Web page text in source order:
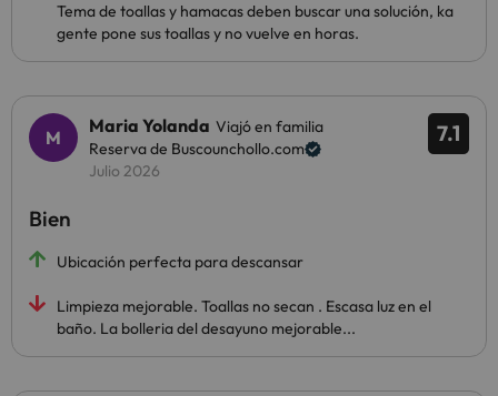
Tema de toallas y hamacas deben buscar una solución, ka
gente pone sus toallas y no vuelve en horas.
7.1
Maria Yolanda Viajó en familia
Reserva de Buscounchollo.com
Julio 2026
Bien
Ubicación perfecta para descansar
Limpieza mejorable. Toallas no secan . Escasa luz en el
baño. La bolleria del desayuno mejorable...